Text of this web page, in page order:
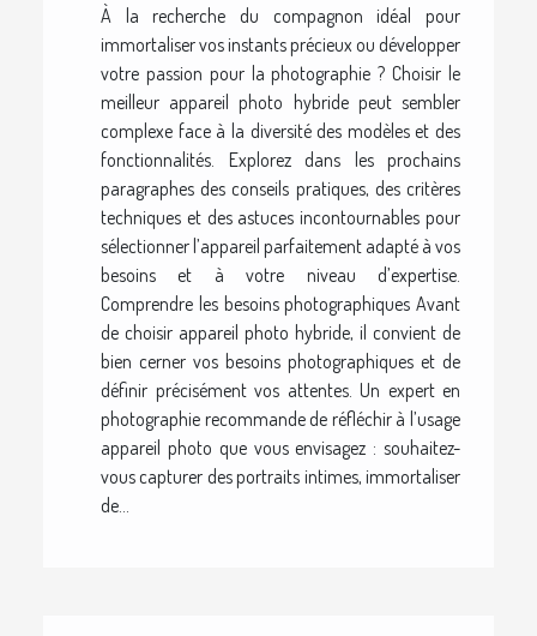
À la recherche du compagnon idéal pour
immortaliser vos instants précieux ou développer
votre passion pour la photographie ? Choisir le
meilleur appareil photo hybride peut sembler
complexe face à la diversité des modèles et des
fonctionnalités. Explorez dans les prochains
paragraphes des conseils pratiques, des critères
techniques et des astuces incontournables pour
sélectionner l’appareil parfaitement adapté à vos
besoins et à votre niveau d’expertise.
Comprendre les besoins photographiques Avant
de choisir appareil photo hybride, il convient de
bien cerner vos besoins photographiques et de
définir précisément vos attentes. Un expert en
photographie recommande de réfléchir à l’usage
appareil photo que vous envisagez : souhaitez-
vous capturer des portraits intimes, immortaliser
de...